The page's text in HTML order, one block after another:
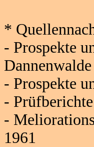
*
- Prospekte
Dannenwalde
- Prospekte
-
-
1961